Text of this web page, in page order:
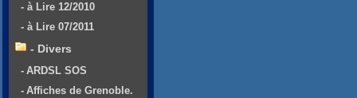
- à Lire 12/2010
- à Lire 07/2011
- Divers
- ARDSL SOS
- Affiches de Grenoble.